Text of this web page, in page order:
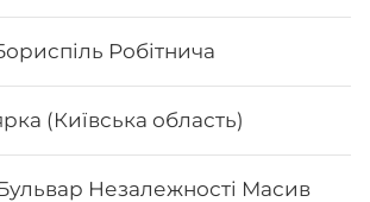
Робітнича
(Київська область)
Незалежності Масив